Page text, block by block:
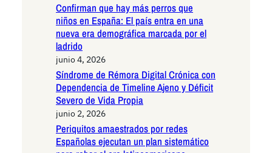
Confirman que hay más perros que
niños en España: El país entra en una
nueva era demográfica marcada por el
ladrido
junio 4, 2026
Síndrome de Rémora Digital Crónica con
Dependencia de Timeline Ajeno y Déficit
Severo de Vida Propia
junio 2, 2026
Periquitos amaestrados por redes
Españolas ejecutan un plan sistemático